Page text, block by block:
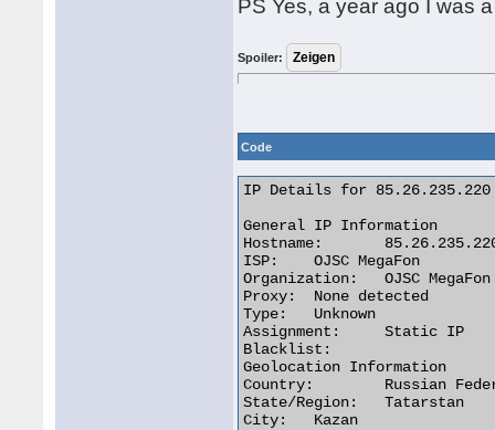
PS Yes, a year ago I was
Spoiler:
Code
IP Details for 85.26.235.220
General IP Information
Hostname:	85.26.235.220
ISP:	OJSC MegaFon
Organization:	OJSC MegaFon
Proxy:	None detected
Type:	Unknown
Assignment:	Static IP
Blacklist:
Geolocation Information
Country:	Russian Federation
State/Region:	Tatarstan
City:	Kazan